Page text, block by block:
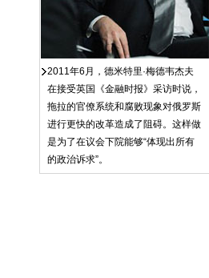
2011年6月，德米特里·梅德韦杰夫
在接受英国《金融时报》采访时说，
拖拉的官僚系统和腐败现象对俄罗斯
进行更快的改革造成了阻碍。这样做
是为了在议会下院能够“体现出所有
的政治诉求”。